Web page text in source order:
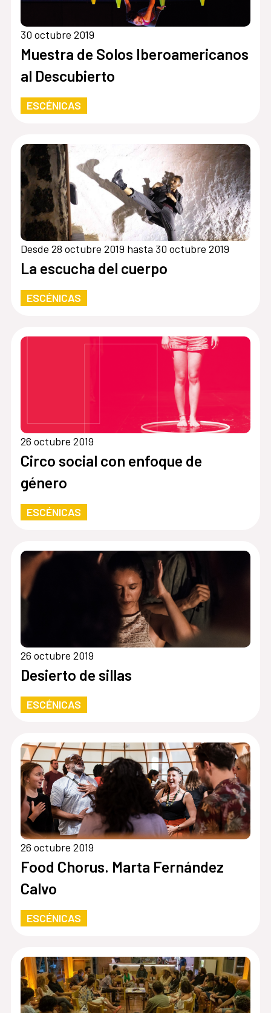
30 octubre 2019
Muestra de Solos Iberoamericanos
al Descubierto
ESCÉNICAS
Desde 28 octubre 2019 hasta 30 octubre 2019
La escucha del cuerpo
ESCÉNICAS
26 octubre 2019
Circo social con enfoque de
género
ESCÉNICAS
26 octubre 2019
Desierto de sillas
ESCÉNICAS
26 octubre 2019
Food Chorus. Marta Fernández
Calvo
ESCÉNICAS